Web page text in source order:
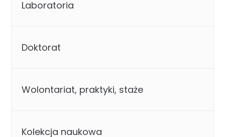
Laboratoria
Doktorat
Wolontariat, praktyki, staże
Kolekcja naukowa